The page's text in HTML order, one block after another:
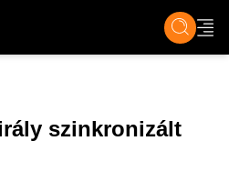
ÉLET TECH &
szinkronizált